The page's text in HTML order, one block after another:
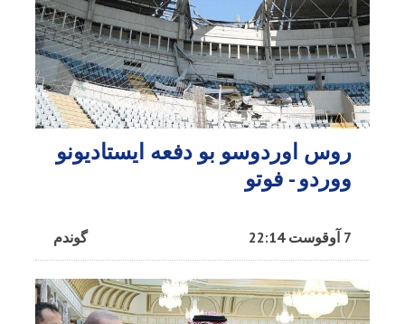
روس اوردوسو بو دفعه ایستادیونو
ووردو - فوتو
گوندم 7 آوقوست 22:14